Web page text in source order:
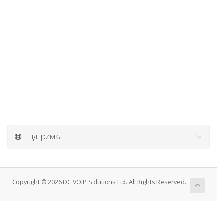
Підтримка
Copyright © 2026 DC VOIP Solutions Ltd. All Rights Reserved.